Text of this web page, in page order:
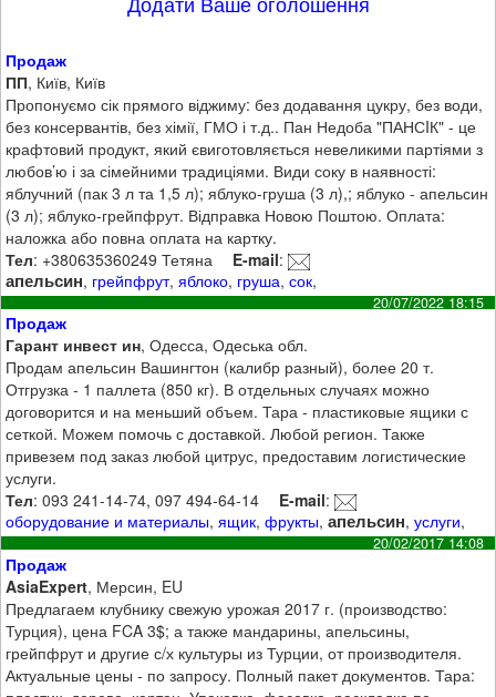
Продаж
ПП, Київ, Київ
Пропонуємо сік прямого віджиму: без додавання цукру, без води,
без консервантів, без хімії, ГМО і т.д.. Пан Недоба "ПАНСIК" - це
крафтовий продукт, який євиготовляється невеликими партіями з
любов’ю і за сімейними традиціями. Види соку в наявності:
яблучний (пак 3 л та 1,5 л); яблуко-груша (3 л),; яблуко - апельсин
(3 л); яблуко-грейпфрут. Відправка Новою Поштою. Оплата:
наложка або повна оплата на картку.
Тел: +380635360249 Тетяна E-mail:
апельсин, грейпфрут,яблоко, груша,сок,
20/07/2022 18:15
Продаж
Гарант инвест ин, Одесса, Одеська обл.
Продам апельсин Вашингтон (калибр разный), более 20 т.
Отгрузка - 1 паллета (850 кг). В отдельных случаях можно
договорится и на меньший объем. Тара - пластиковые ящики с
сеткой. Можем помочь с доставкой. Любой регион. Также
привезем под заказ любой цитрус, предоставим логистические
услуги.
Тел: 093 241-14-74, 097 494-64-14 E-mail:
оборудование и материалы,ящик,фрукты,апельсин,услуги,
20/02/2017 14:08
Продаж
AsiaExpert, Мерсин, EU
Предлагаем клубнику свежую урожая 2017 г. (производство:
Турция), цена FCA 3$; а также мандарины, апельсины,
грейпфрут и другие с/х культуры из Турции, от производителя.
Актуальные цены - по запросу. Полный пакет документов. Тара: